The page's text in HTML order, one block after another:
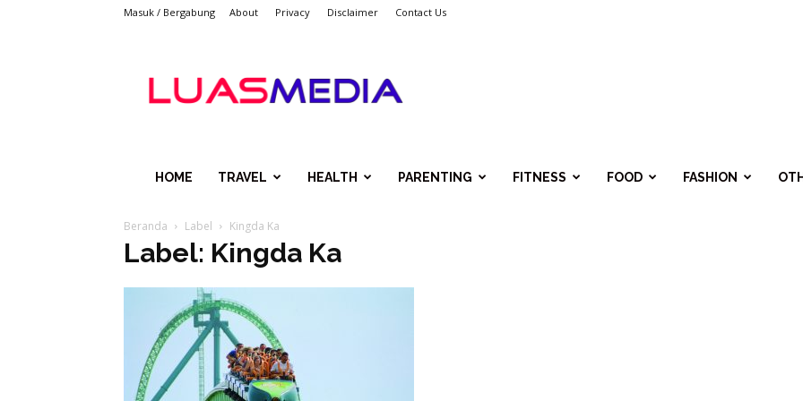
Masuk / Bergabung About Privacy Disclaimer Contact Us
HOME TRAVEL HEALTH PARENTING FITNESS FOOD FASHION
Beranda Label Kingda Ka
Label: Kingda Ka